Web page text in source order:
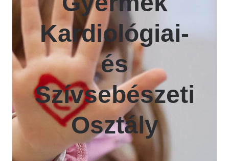
Kardiológiai-
és
Szívsebészeti
Osztály